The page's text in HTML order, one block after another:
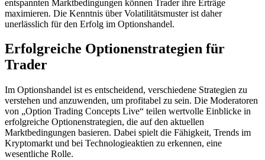
entspannten Marktbedingungen können Trader ihre Erträge
maximieren. Die Kenntnis über Volatilitätsmuster ist daher
unerlässlich für den Erfolg im Optionshandel.
Erfolgreiche Optionenstrategien für
Trader
Im Optionshandel ist es entscheidend, verschiedene Strategien zu
verstehen und anzuwenden, um profitabel zu sein. Die Moderatoren
von „Option Trading Concepts Live“ teilen wertvolle Einblicke in
erfolgreiche Optionenstrategien, die auf den aktuellen
Marktbedingungen basieren. Dabei spielt die Fähigkeit, Trends im
Kryptomarkt und bei Technologieaktien zu erkennen, eine
wesentliche Rolle.